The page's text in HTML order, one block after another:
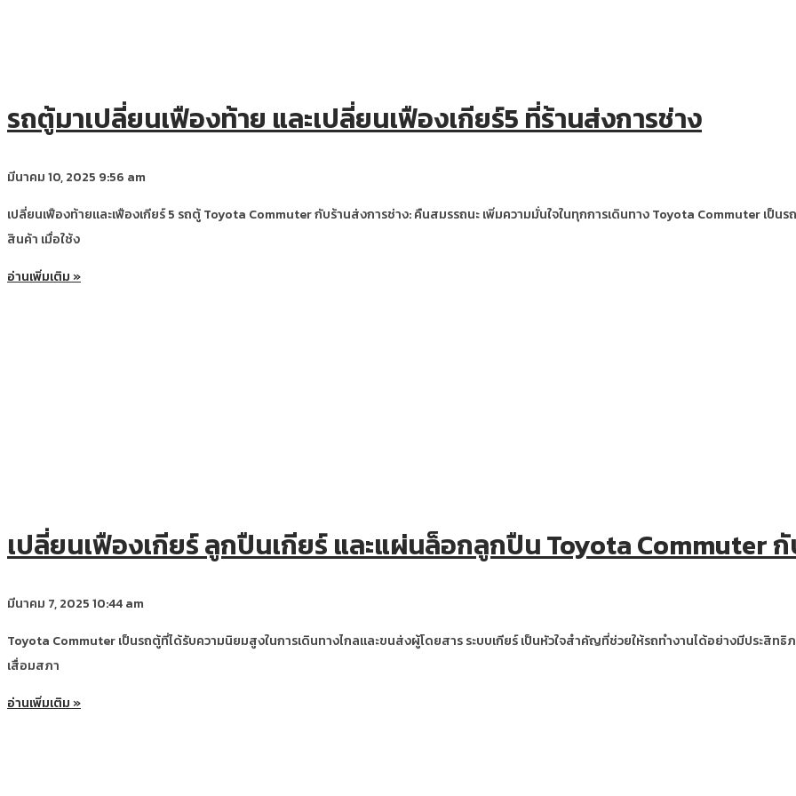
รถตู้มาเปลี่ยนเฟืองท้าย และเปลี่ยนเฟืองเกียร์5 ที่ร้านส่งการช่าง
มีนาคม 10, 2025 9:56 am
เปลี่ยนเฟืองท้ายและเฟืองเกียร์ 5 รถตู้ Toyota Commuter กับร้านส่งการช่าง: คืนสมรรถนะ เพิ่มความมั่นใจในทุกการเดินทาง Toyota Commuter เป็
สินค้า เมื่อใช้ง
อ่านเพิ่มเติม »
เปลี่ยนเฟืองเกียร์ ลูกปืนเกียร์ และแผ่นล็อกลูกปืน Toyota Commuter
มีนาคม 7, 202510:44 am
Toyota Commuter เป็นรถตู้ที่ได้รับความนิยมสูงในการเดินทางไกลและขนส่งผู้โดยสาร ระบบเกียร์ เป็นหัวใจสำคัญที่ช่วยให้รถทำงานได้อย่างมีประสิท
เสื่อมสภา
อ่านเพิ่มเติม »